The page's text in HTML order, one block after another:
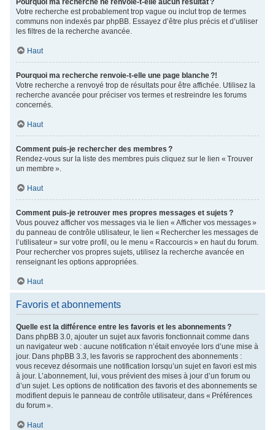
Pourquoi ma recherche ne renvoie-t-elle aucun résultat ?
Votre recherche est probablement trop vague ou inclut trop de termes
communs non indexés par phpBB. Essayez d’être plus précis et d’utiliser
les filtres de la recherche avancée.
Haut
Pourquoi ma recherche renvoie-t-elle une page blanche ?!
Votre recherche a renvoyé trop de résultats pour être affichée. Utilisez la
recherche avancée pour préciser vos termes et restreindre les forums
concernés.
Haut
Comment puis-je rechercher des membres ?
Rendez-vous sur la liste des membres puis cliquez sur le lien « Trouver
un membre ».
Haut
Comment puis-je retrouver mes propres messages et sujets ?
Vous pouvez afficher vos messages via le lien « Afficher vos messages »
du panneau de contrôle utilisateur, le lien « Rechercher les messages de
l’utilisateur » sur votre profil, ou le menu « Raccourcis » en haut du forum.
Pour rechercher vos propres sujets, utilisez la recherche avancée en
renseignant les options appropriées.
Haut
Favoris et abonnements
Quelle est la différence entre les favoris et les abonnements ?
Dans phpBB 3.0, ajouter un sujet aux favoris fonctionnait comme dans
un navigateur web : aucune notification n’était envoyée lors d’une mise à
jour. Dans phpBB 3.3, les favoris se rapprochent des abonnements :
vous recevez désormais une notification lorsqu’un sujet en favori est mis
à jour. L’abonnement, lui, vous prévient des mises à jour d’un forum ou
d’un sujet. Les options de notification des favoris et des abonnements se
modifient depuis le panneau de contrôle utilisateur, dans « Préférences
du forum ».
Haut